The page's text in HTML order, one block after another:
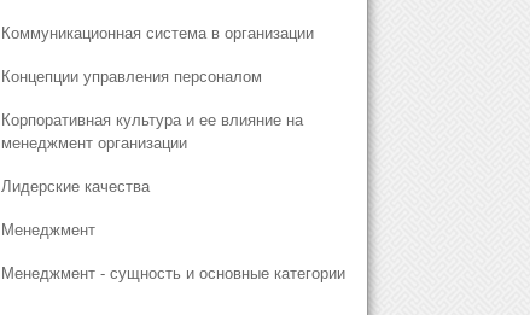
Коммуникационная система в организации
Концепции управления персоналом
Корпоративная культура и ее влияние на
менеджмент организации
Лидерские качества
Менеджмент
Менеджмент - сущность и основные категории